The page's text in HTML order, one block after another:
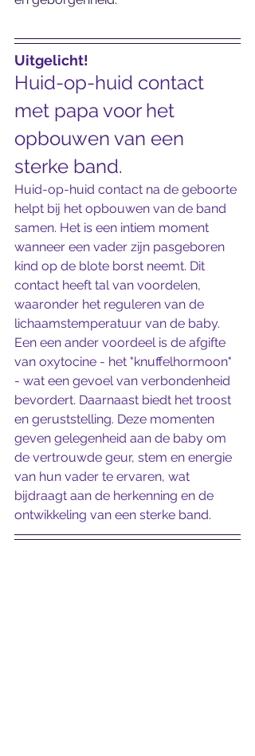
Uitgelicht!
Huid-op-huid contact
met papa voor het
opbouwen van een
sterke band.
Huid-op-huid contact na de geboorte
helpt bij het opbouwen van de band
samen. Het is een intiem moment
wanneer een vader zijn pasgeboren
kind op de blote borst neemt. Dit
contact heeft tal van voordelen,
waaronder het reguleren van de
lichaamstemperatuur van de baby.
Een een ander voordeel is de afgifte
van oxytocine - het "knuffelhormoon"
- wat een gevoel van verbondenheid
bevordert. Daarnaast biedt het troost
en geruststelling. Deze momenten
geven gelegenheid aan de baby om
de vertrouwde geur, stem en energie
van hun vader te ervaren, wat
bijdraagt aan de herkenning en de
ontwikkeling van een sterke band.